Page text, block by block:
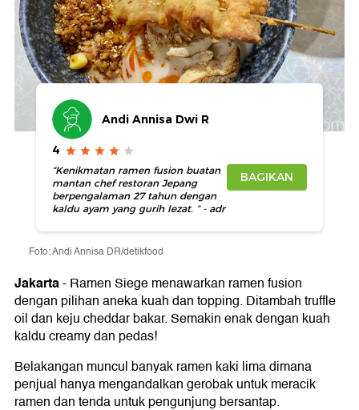
Andi Annisa Dwi R
4
“Kenikmatan ramen fusion buatan
mantan chef restoran Jepang
berpengalaman 27 tahun dengan
kaldu ayam yang gurih lezat. ” - adr
BAGIKAN
Foto: Andi Annisa DR/detikfood
Jakarta-Ramen Siege menawarkan ramen fusion
dengan pilihan aneka kuah dan topping. Ditambah truffle
oil dan keju cheddar bakar. Semakin enak dengan kuah
kaldu creamy dan pedas!
Belakangan muncul banyak ramen kaki lima dimana
penjual hanya mengandalkan gerobak untuk meracik
ramen dan tenda untuk pengunjung bersantap.